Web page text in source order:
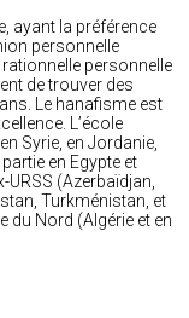
ayant la préférence
personnelle
personnelle
de trouver des
Le hanafisme est
L’école
Syrie, en Jordanie,
en Egypte et
(Azerbaïdjan,
Turkménistan, et
du Nord (Algérie et en